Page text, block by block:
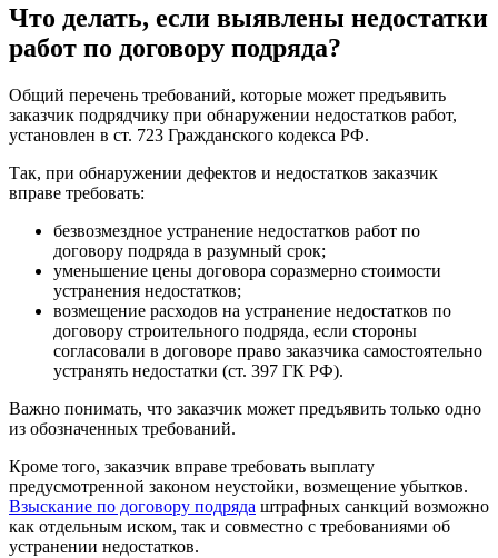
Что делать, если выявлены недостатки
работ по договору подряда?
Общий перечень требований, которые может предъявить
заказчик подрядчику при обнаружении недостатков работ,
установлен в ст. 723 Гражданского кодекса РФ.
Так, при обнаружении дефектов и недостатков заказчик
вправе требовать:
безвозмездное устранение недостатков работ по
договору подряда в разумный срок;
уменьшение цены договора соразмерно стоимости
устранения недостатков;
возмещение расходов на устранение недостатков по
договору строительного подряда, если стороны
согласовали в договоре право заказчика самостоятельно
устранять недостатки (ст. 397 ГК РФ).
Важно понимать, что заказчик может предъявить только одно
из обозначенных требований.
Кроме того, заказчик вправе требовать выплату
предусмотренной законом неустойки, возмещение убытков.
Взыскание по договору подряда штрафных санкций возможно
как отдельным иском, так и совместно с требованиями об
устранении недостатков.